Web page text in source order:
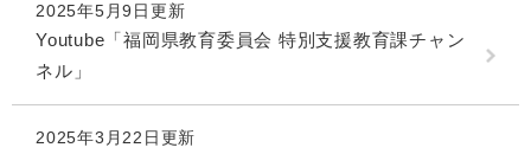
2025年5月9日更新
Youtube「福岡県教育委員会 特別支援教育課チャン
ネル」
2025年3月22日更新